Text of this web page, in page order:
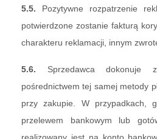
5.5. Pozytywne rozpatrzenie
potwierdzone zostanie fakturą
charakteru reklamacji, innym
5.6. Sprzedawca dokonuje
pośrednictwem tej samej metody
przy zakupie. W przypadkach,
przelewem bankowym lub